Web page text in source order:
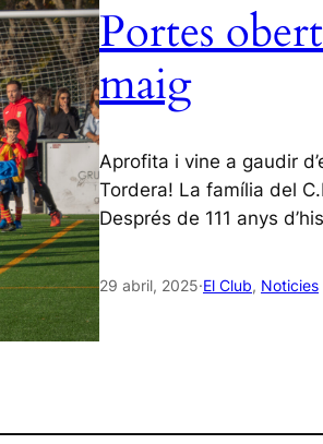
Portes
maig
Aprofita i vine a gaudir
Tordera! La família del
Després de 111 anys
29 abril, 2025·El Club, Noticies